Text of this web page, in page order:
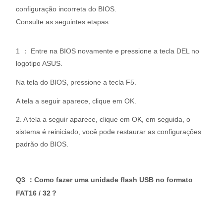
configuração incorreta do BIOS.
Consulte as seguintes etapas:
1 ： Entre na BIOS novamente e pressione a tecla DEL no
logotipo ASUS.
Na tela do BIOS, pressione a tecla F5.
A tela a seguir aparece, clique em OK.
2. A tela a seguir aparece, clique em OK, em seguida, o
sistema é reiniciado, você pode restaurar as configurações
padrão do BIOS.
Q3 ：Como fazer uma unidade flash USB no formato
FAT16 / 32？